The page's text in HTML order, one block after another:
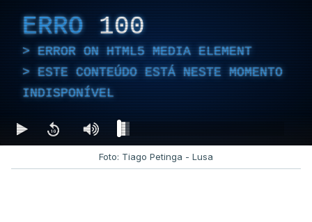
ERRO 100
ERROR ON HTML5 MEDIA ELEMENT
ESTE CONTEÚDO ESTÁ NESTE MOMENTO
INDISPONÍVEL
Foto: Tiago Petinga - Lusa